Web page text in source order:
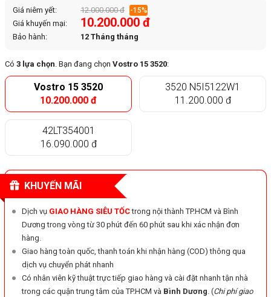
Giá niêm yết: 12.000.000 đ -15%
Giá khuyến mại: 10.200.000 đ
Bảo hành: 12 Tháng tháng
Có 3 lựa chọn. Bạn đang chọn Vostro 15 3520:
Vostro 15 3520
10.200.000 đ
3520 N5I5122W1
11.200.000 đ
42LT354001
16.090.000 đ
KHUYẾN MÃI
Dịch vụ GIAO HÀNG SIÊU TỐCtrong nội thành TP.HCM và Bình
Dương trong vòng từ 30 phút đến 60 phút sau khi xác nhận đơn
hàng.
Giao hàng toàn quốc, thanh toán khi nhận hàng (COD) thông qua
dịch vụ chuyển phát nhanh
Có nhân viên kỹ thuật trực tiếp giao hàng và cài đặt nhanh tận nhà
trong các quận trung tâm của TP.HCM và Bình Dương. (Chi phí giao